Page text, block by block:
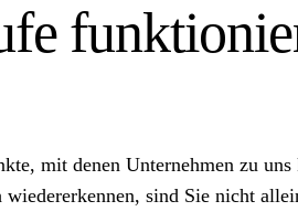
mit denen Unternehmen zu
sind Sie nicht